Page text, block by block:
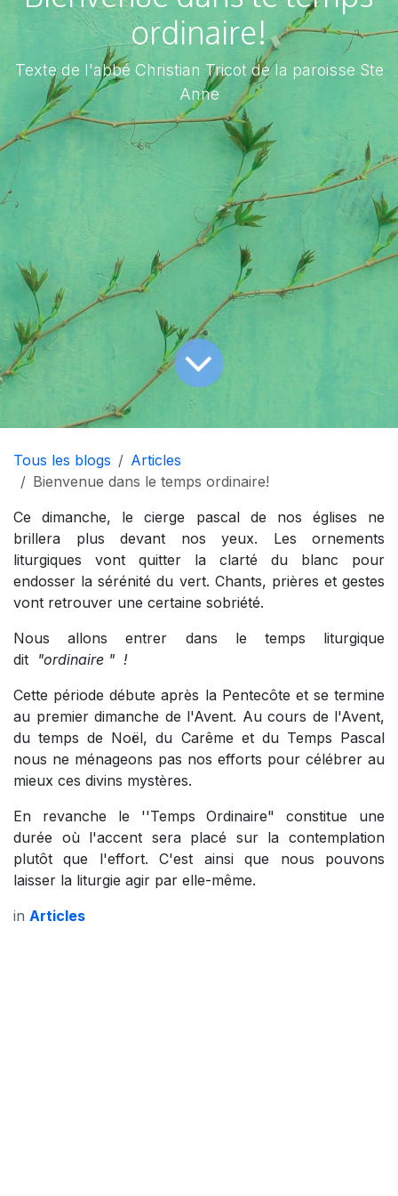
ordinaire!
Texte de l'abbé Christian Tricot de la paroisse Ste
Anne
Tous les blogs
Articles
Bienvenue dans le temps ordinaire!
Ce dimanche, le cierge pascal de nos églises ne
brillera plus devant nos yeux. Les ornements
liturgiques vont quitter la clarté du blanc pour
endosser la sérénité du vert. Chants, prières et gestes
vont retrouver une certaine sobriété.
Nous allons entrer dans le temps liturgique
dit "ordinaire " !
Cette période débute après la Pentecôte et se termine
au premier dimanche de l'Avent. Au cours de l'Avent,
du temps de Noël, du Carême et du Temps Pascal
nous ne ménageons pas nos efforts pour célébrer au
mieux ces divins mystères.
En revanche le ''Temps Ordinaire" constitue une
durée où l'accent sera placé sur la contemplation
plutôt que l'effort. C'est ainsi que nous pouvons
laisser la liturgie agir par elle-même.
in Articles